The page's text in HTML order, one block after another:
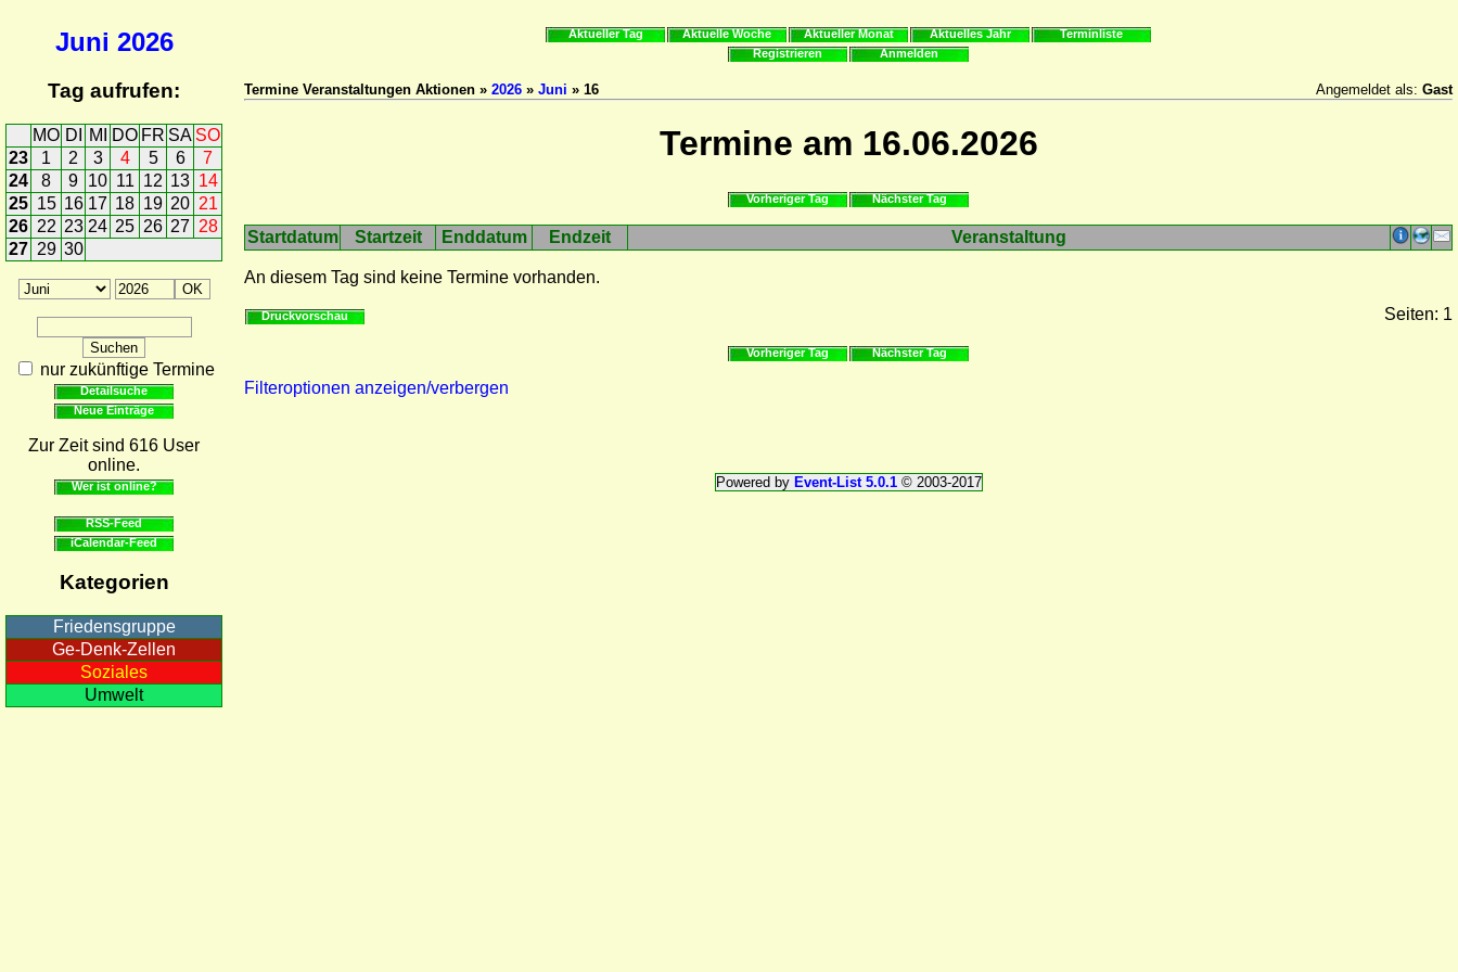
Juni 2026
Tag aufrufen:
MO DI MI DO FR SA SO
23
1 2 3 4 5 6
7
24
8 9 10 11 12 13 14
25 15 16 17 18 19 20 21
26 22 23 24 25 26 27 28
27 29 30
nur zukünftige Termine
Detailsuche
Neue Einträge
Zur Zeit sind 616 User
online.
Wer ist online?
RSS-Feed
iCalendar-Feed
Kategorien
Friedensgruppe
Ge-Denk-Zellen
Soziales
Umwelt
Aktueller Tag Aktuelle Woche Aktueller Monat Aktuelles Jahr
Terminliste
Registrieren
Anmelden
Termine Veranstaltungen Aktionen » 2026 » Juni » 16 Angemeldet als: Gast
Termine am 16.06.2026
Vorheriger Tag Nächster Tag
Startdatum Startzeit Enddatum Endzeit Veranstaltung
An diesem Tag sind keine Termine vorhanden.
Druckvorschau Seiten: 1
Vorheriger Tag Nächster Tag
Filteroptionen anzeigen/verbergen
Powered by Event-List 5.0.1© 2003-2017